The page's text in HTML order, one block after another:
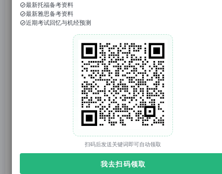
1. 回复“模考”，免费参加托福/雅思/SAT真题模考
2. 回复考试日期如“0117”，领取考试预测题
托福98”，获得雅思成绩换算
官网：tuonidefu.com.cn
近日，《华尔街日报》（WSJ）独家报道：教育测评
巨头ETS正寻求以5亿美元估值，打包出售托福
（TOEFL）与GRE两大核心考试业务。
【华尔街日报报道截图】
最新托福备考资料
最新雅思备考资料
近期考试回忆与机经预测
扫码后发送关键词即可自动领取
我去扫码领取